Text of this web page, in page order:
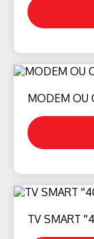
MODEM OU
TV SMART